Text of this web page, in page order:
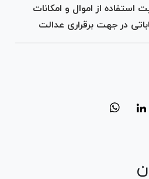
استفاده از اموال و امکانات
در جهت برقراری عدالت